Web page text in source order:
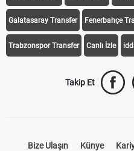
Galatasaray Transfer Fenerbahçe
Trabzonspor Transfer Canlı İzle
Takip Et
Bize Ulaşın Künye